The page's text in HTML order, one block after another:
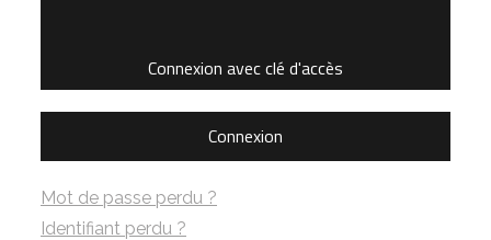
Connexion avec clé d'accès
Connexion
Mot de passe perdu ?
Identifiant perdu ?